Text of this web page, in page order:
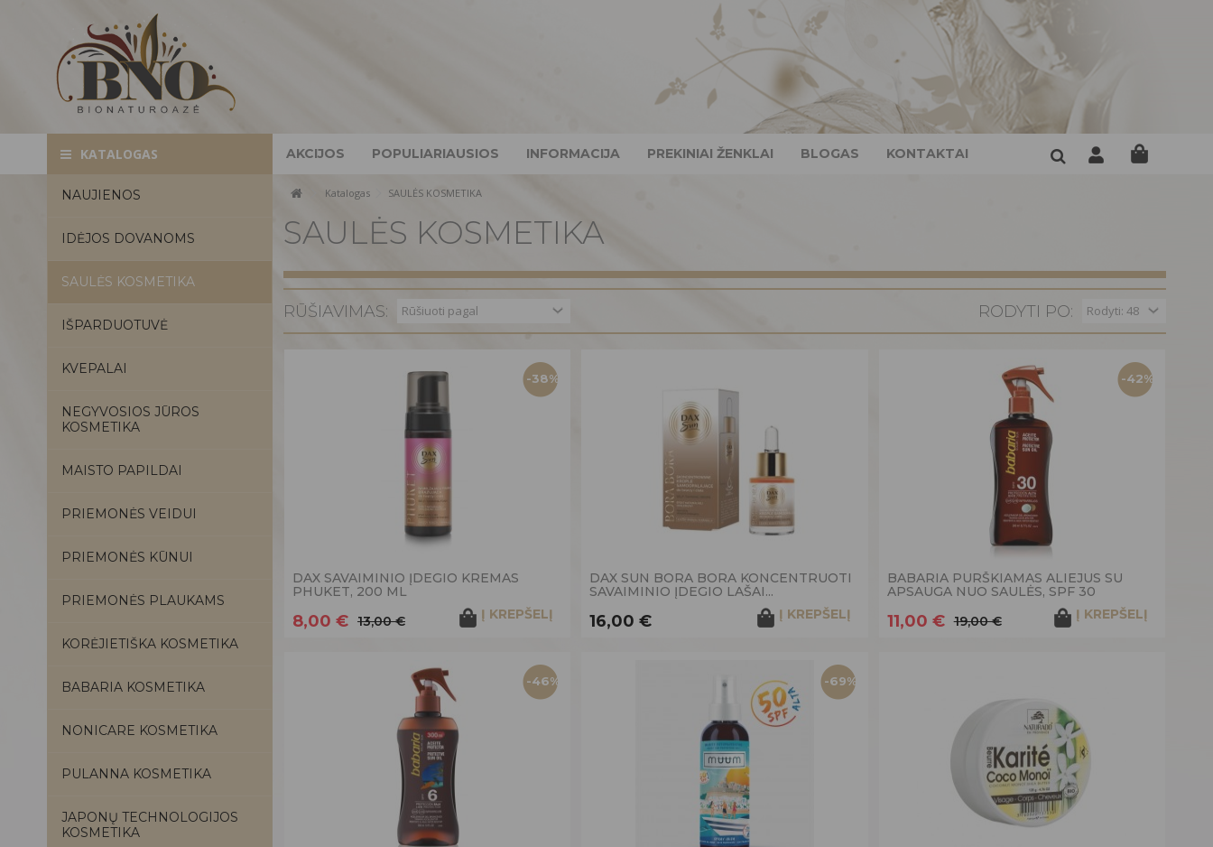
KATALOGAS
NAUJIENOS
IDĖJOS DOVANOMS
SAULĖS KOSMETIKA
IŠPARDUOTUVĖ
KVEPALAI
NEGYVOSIOS JŪROS
KOSMETIKA
MAISTO PAPILDAI
PRIEMONĖS VEIDUI
PRIEMONĖS KŪNUI
PRIEMONĖS PLAUKAMS
KORĖJIETIŠKA KOSMETIKA
BABARIA KOSMETIKA
NONICARE KOSMETIKA
PULANNA KOSMETIKA
JAPONŲ TECHNOLOGIJOS
KOSMETIKA
AKCIJOS POPULIARIAUSIOS INFORMACIJA PREKINIAI ŽENKLAI BLOGAS KONTAKTAI
Katalogas SAULĖS KOSMETIKA
SAULĖS KOSMETIKA
RŪŠIAVIMAS: RODYTI PO:
-38%
DAX SAVAIMINIO ĮDEGIO KREMAS
PHUKET, 200 ML
8,00 € 13,00 € Į KREPŠELĮ
DAX SUN BORA BORA KONCENTRUOTI
SAVAIMINIO ĮDEGIO LAŠAI...
16,00 € Į KREPŠELĮ
-42%
BABARIA PURŠKIAMAS ALIEJUS SU
APSAUGA NUO SAULĖS, SPF 30
11,00 € 19,00 € Į KREPŠELĮ
-46% -69%